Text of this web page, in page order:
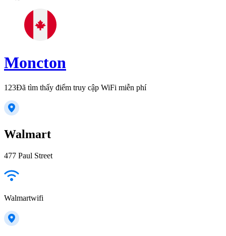
Moncton
123Đã tìm thấy điểm truy cập WiFi miễn phí
Walmart
477 Paul Street
Walmartwifi